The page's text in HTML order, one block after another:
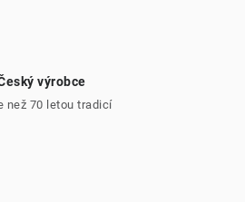
výrobce
než 70 letou tradicí